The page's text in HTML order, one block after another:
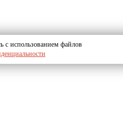
с использованием файлов